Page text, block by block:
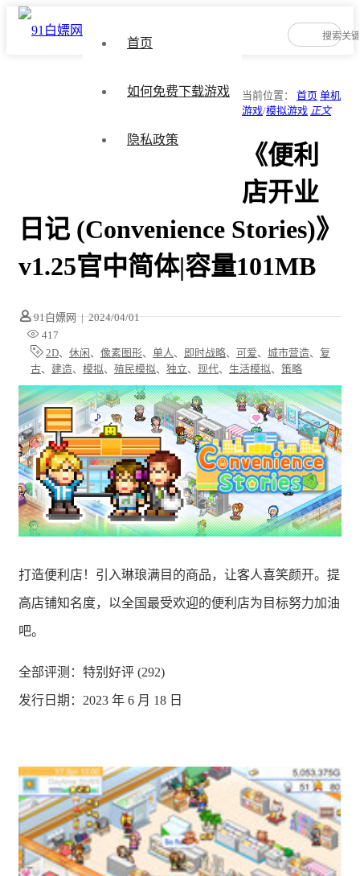
首页
如何免费下载游戏
隐私政策
当前位置： 首页 单机
游戏/模拟游戏 正文
《便利
店开业
日记 (Convenience Stories)》
v1.25官中简体|容量101MB
91白嫖网 | 2024/04/01
417
2D、 休闲 、 像素图形、 单人 、 即时战略、 可爱、 城市营造、 复
古、 建造、 模拟、 殖民模拟、 独立、 现代、 生活模拟、 策略
打造便利店！引入琳琅满目的商品，让客人喜笑颜开。提
高店铺知名度，以全国最受欢迎的便利店为目标努力加油
吧。
全部评测： 特别好评 (292)
发行日期：2023 年 6 月 18 日